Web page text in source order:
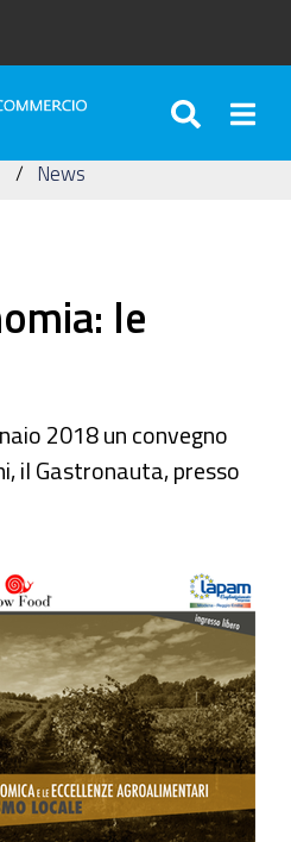
News
le
2018 un convegno
il Gastronauta, presso